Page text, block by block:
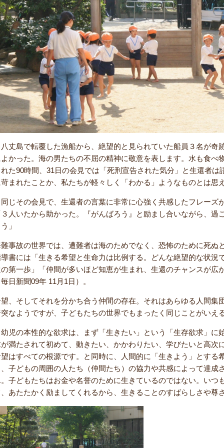
島で転覆した漁船から、絶望的と見られていた船員３名が奇
かった。海の男たちの不屈の精神に敬意を表します。水も食べ
た90時間、31日の会見では「死刑宣告された気分」と生還者は
まれたことか、私たちが軽々しく「わかる」ようなものとは思
その会見で、生還者の言葉に非常に心強く共感したフレーズ
人いたから助かった。『がんばろう』と励まし合いながら、過
」
事故の世界では、遭難者は海のためでなく、恐怖のために死ぬ
書には「生きる希望と生命力は比例する。どんな絶望的な状況
第一歩」「仲間が多いほど知恵が生まれ、生還のチャンスが広
日新聞09年 11月1日）。
、そしてそれを分かち合う仲間の存在。それはあらゆる人間集
なようですが、子どもたちの世界でもまったく同じことがいえ
の本性的な欲求は、まず「生きたい」という「生存欲求」に
満たされて初めて、動きたい、かかわりたい、学びたいと高次
はすべての根源です。と同時に、人間的に「生きよう」とする
子どもの周囲の人たち（仲間たち）の協力や共感によって達成
子どもたちはお金や名誉のために生きているのではない。いつ
あたたかく励ましてくれるから、生きることのすばらしさや尊